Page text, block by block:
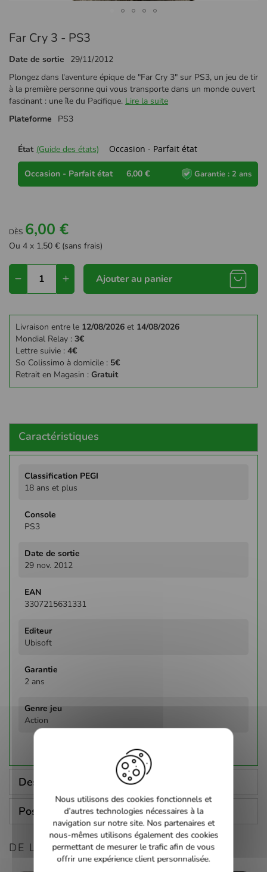
au
de
la
Galerie
d’images
Far Cry 3 - PS3
Date de sortie
29/11/2012
Plongez dans l'aventure épique de "Far Cry 3" sur PS3, un jeu de tir
à la première personne qui vous transporte dans un monde ouvert
fascinant : une île du Pacifique. Lire la suite
Plateforme
PS3
État (Guide des états) Occasion - Parfait état
Occasion - Parfait état 6,00 € Garantie : 2 ans
DÈS 6,00 €
Ou 4 x 1,50 € (sans frais)
Ajouter au panier
Livraison entre le 12/08/2026 et 14/08/2026
Mondial Relay : 3€
Lettre suivie : 4€
So Colissimo à domicile : 5€
Retrait en Magasin : Gratuit
Caractéristiques
d'infos
18 ans et plus
PS3
29 nov. 2012
3307215631331
Ubisoft
2 ans
Action
Description
Poser une question
DE LA MÊME CONSOLE
Nous utilisons des cookies fonctionnels et
d’autres technologies nécessaires à la
navigation sur notre site. Nos partenaires et
nous-mêmes utilisons également des cookies
permettant de mesurer le trafic afin de vous
offrir une expérience client personnalisée.